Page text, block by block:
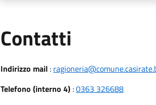
Contatti
Indirizzo mail:
Telefono (interno 4):0363 326688